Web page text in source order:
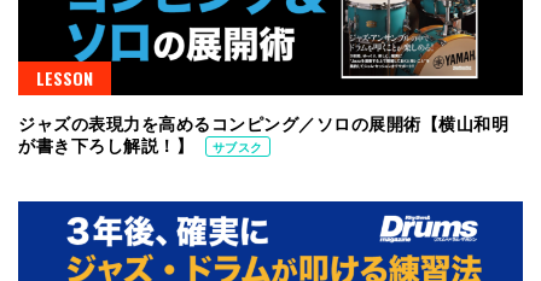
LESSON
ジャズの表現力を高めるコンピング／ソロの展開術【横山和明
が書き下ろし解説！】
サブスク